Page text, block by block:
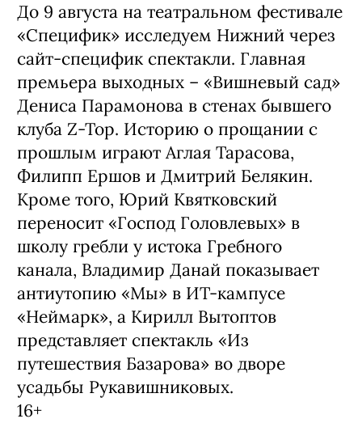
До 9 августа на театральном фестивале
«Специфик» исследуем Нижний через
сайт-специфик спектакли. Главная
премьера выходных – «Вишневый сад»
Дениса Парамонова в стенах бывшего
клуба Z-Top. Историю о прощании с
прошлым играют Аглая Тарасова,
Филипп Ершов и Дмитрий Белякин.
Кроме того, Юрий Квятковский
переносит «Господ Головлевых» в
школу гребли у истока Гребного
канала, Владимир Данай показывает
антиутопию «Мы» в ИТ-кампусе
«Неймарк», а Кирилл Вытоптов
представляет спектакль «Из
путешествия Базарова» во дворе
усадьбы Рукавишниковых.
16+